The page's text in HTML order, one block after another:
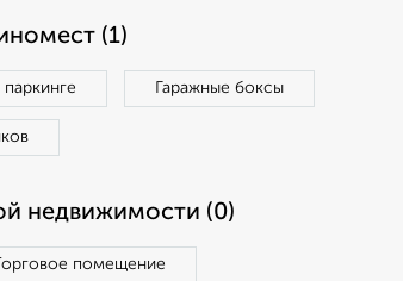
(1)
Гаражные боксы
недвижимости (0)
Торговое помещение